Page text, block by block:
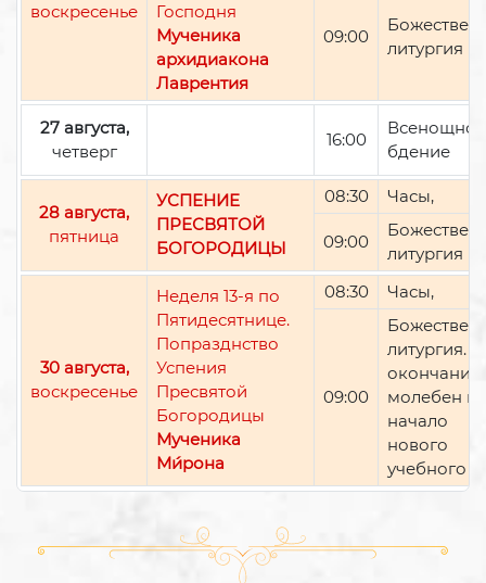
воскресенье
Господня
Мученика
архидиакона
Лаврентия
09:00
литургия
27 августа,
четверг
16:00
Всенощное
бдение
28 августа,
пятница
УСПЕНИЕ
ПРЕСВЯТОЙ
БОГОРОДИЦЫ
08:30 Часы,
09:00
литургия
30 августа,
воскресенье
Неделя 13-я по
Пятидесятнице.
Попразднство
Успения
Пресвятой
Богородицы
Мученика
Ми́рона
08:30 Часы,
09:00
литургия.
окончании
молебен
начало
нового
учебного